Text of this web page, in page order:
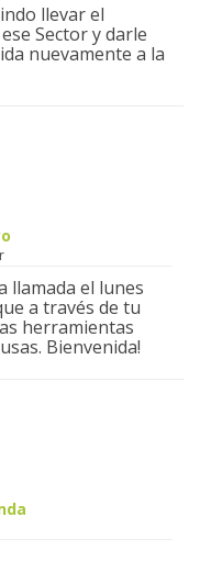
llevar el
Sector y darle
nuevamente a la
llamada el lunes
a través de tu
herramientas
Bienvenida!